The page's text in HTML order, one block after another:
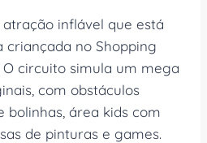
inflável que está
criançada no Shopping
O circuito simula um mega
com obstáculos
bolinhas, área kids com
de pinturas e games.